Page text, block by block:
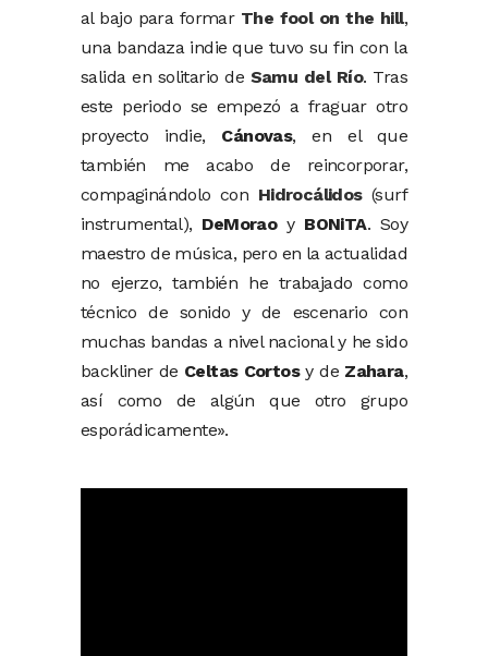
al bajo para formar The fool on the hill,
una bandaza indie que tuvo su fin con la
salida en solitario de Samu del Río. Tras
este periodo se empezó a fraguar otro
proyecto indie, Cánovas, en el que
también me acabo de reincorporar,
compaginándolo con Hidrocálidos(surf
instrumental), DeMoraoyBONiTA. Soy
maestro de música, pero en la actualidad
no ejerzo, también he trabajado como
técnico de sonido y de escenario con
muchas bandas a nivel nacional y he sido
backliner de Celtas Cortosy de Zahara,
así como de algún que otro grupo
esporádicamente».